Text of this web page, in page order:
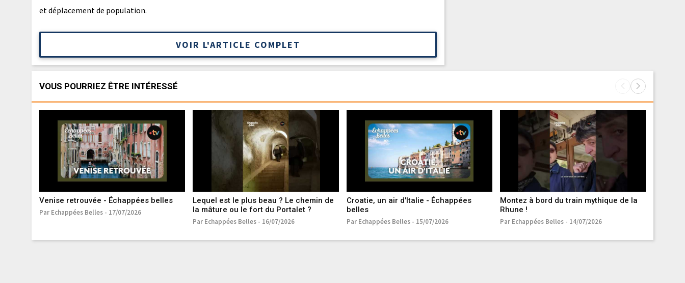
et déplacement de population.
VOIR L'ARTICLE COMPLET
VOUS POURRIEZ ÊTRE INTÉRESSÉ
Venise retrouvée - Échappées belles
Par Echappées Belles - 17/07/2026
Lequel est le plus beau ? Le chemin de
la mâture ou le fort du Portalet ?
Par Echappées Belles - 16/07/2026
Croatie, un air d'Italie - Échappées
belles
Par Echappées Belles - 15/07/2026
Montez à bord du train mythique de la
Rhune !
Par Echappées Belles - 14/07/2026